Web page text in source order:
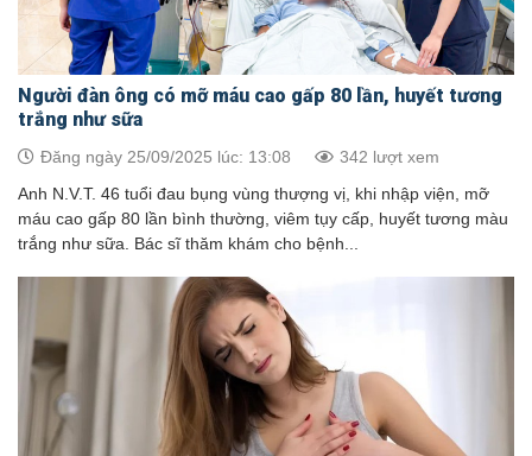
Người đàn ông có mỡ máu cao gấp 80 lần, huyết tương
trắng như sữa
Đăng ngày 25/09/2025 lúc: 13:08 342 lượt xem
Anh N.V.T. 46 tuổi đau bụng vùng thượng vị, khi nhập viện, mỡ
máu cao gấp 80 lần bình thường, viêm tụy cấp, huyết tương màu
trắng như sữa. Bác sĩ thăm khám cho bệnh...